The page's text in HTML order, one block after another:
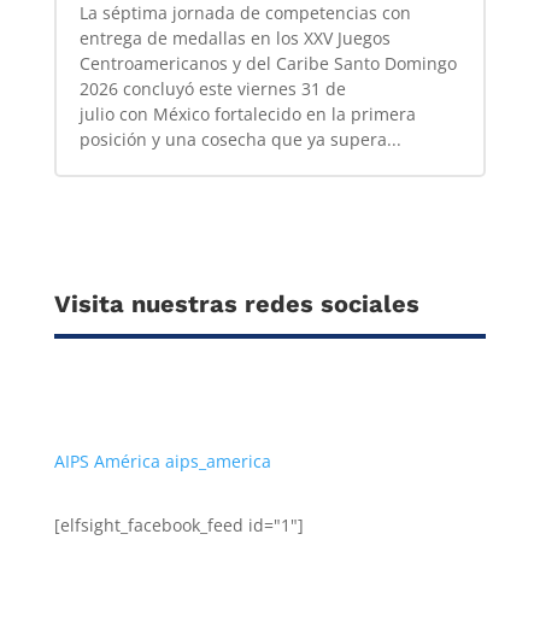
La séptima jornada de competencias con
entrega de medallas en los XXV Juegos
Centroamericanos y del Caribe Santo Domingo
2026 concluyó este viernes 31 de
julio con México fortalecido en la primera
posición y una cosecha que ya supera...
Visita nuestras redes sociales
AIPS América aips_america
[elfsight_facebook_feed id="1"]